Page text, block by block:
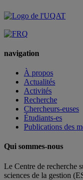
navigation
À propos
Actualités
Activités
Recherche
Chercheurs-euses
Étudiants-es
Publications des
Qui sommes-nous
Le Centre de recherche
sciences de la gestion